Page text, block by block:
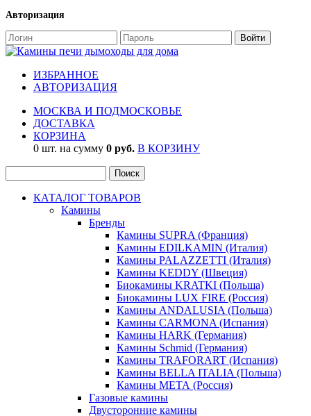
Авторизация
ИЗБРАННОЕ
АВТОРИЗАЦИЯ
МОСКВА И ПОДМОСКОВЬЕ
ДОСТАВКА
КОРЗИНА
0 шт. на сумму 0 руб. В КОРЗИНУ
КАТАЛОГ ТОВАРОВ
Камины
Бренды
Камины SUPRA (Франция)
Камины EDILKAMIN (Италия)
Камины PALAZZETTI (Италия)
Камины KEDDY (Швеция)
Биокамины KRATKI (Польша)
Биокамины LUX FIRE (Россия)
Камины ANDALUSIA (Польша)
Камины CARMONA (Испания)
Камины HARK (Германия)
Камины Schmid (Германия)
Камины TRAFORART (Испания)
Камины BELLA ITALIA (Польша)
Камины МЕТА (Россия)
Газовые камины
Двусторонние камины